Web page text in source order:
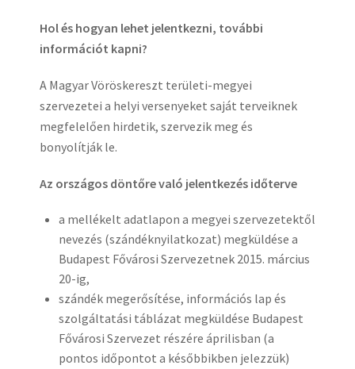
Hol és hogyan lehet jelentkezni, további
információt kapni?
A Magyar Vöröskereszt területi-megyei
szervezetei a helyi versenyeket saját terveiknek
megfelelően hirdetik, szervezik meg és
bonyolítják le.
Az országos döntőre való jelentkezés időterve
a mellékelt adatlapon a megyei szervezetektől
nevezés (szándéknyilatkozat) megküldése a
Budapest Fővárosi Szervezetnek 2015. március
20-ig,
szándék megerősítése, információs lap és
szolgáltatási táblázat megküldése Budapest
Fővárosi Szervezet részére áprilisban (a
pontos időpontot a későbbikben jelezzük)